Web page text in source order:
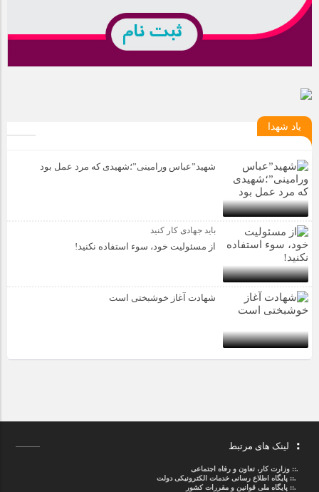
یاد شهدا
شهید”عباس ورامینی”؛شهیدی که مرد عمل بود
باید جهادی کار کنید
از مسئولیت خود، سوء استفاده نکنید!
شهادت آغاز خوشبختی است
لینک های مرتبط
.::وزارت کار، تعاون و رفاه اجتماعی
.::پایگاه اطلاع رسانی خدمات الکترونیکی دولت
.::پایگاه ملی قوانین و مقررات کشور